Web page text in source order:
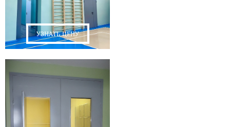
УЗНАТЬ ЦЕНУ